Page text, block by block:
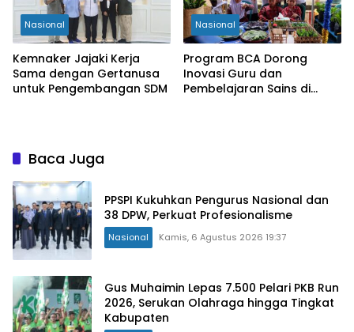
Nasional
Kemnaker Jajaki Kerja
Sama dengan Gertanusa
untuk Pengembangan SDM
Nasional
Program BCA Dorong
Inovasi Guru dan
Pembelajaran Sains di
Baca Juga
PPSPI Kukuhkan Pengurus Nasional dan
38 DPW, Perkuat Profesionalisme
Nasional Kamis, 6 Agustus 2026 19:37
Gus Muhaimin Lepas 7.500 Pelari PKB Run
2026, Serukan Olahraga hingga Tingkat
Kabupaten